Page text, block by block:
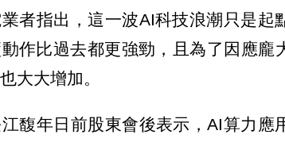
者指出，這一波AI科技浪潮只是起
作比過去都更強勁，且為了因應龐
大大增加。
馥年日前股東會後表示，AI算力應